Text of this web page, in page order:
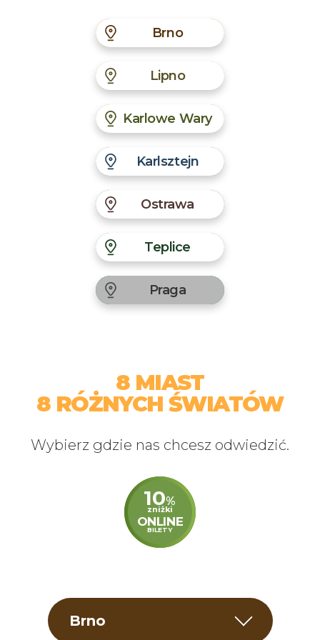
Brno
Lipno
pięknych motylib
Karlowe Wary
Karlsztejn
Ostrawa
Teplice
Praga
8 MIAST
8 RÓŻNYCH ŚWIATÓW
Wybierz gdzie nas chcesz odwiedzić.
10%
zniżki
ONLINE
BILETY
Brno